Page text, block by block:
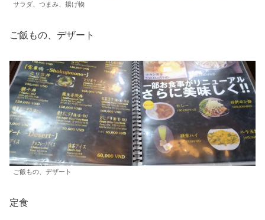
サラダ、つまみ、揚げ物
ご飯もの、デザート
ご飯もの、デザート
定食